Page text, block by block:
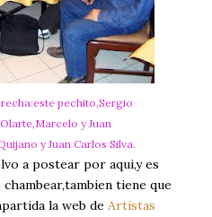
pechito,Sergio
y Juan
y Juan Carlos Silva.
a postear por aqui,y es
tiene que
la web de Artistas